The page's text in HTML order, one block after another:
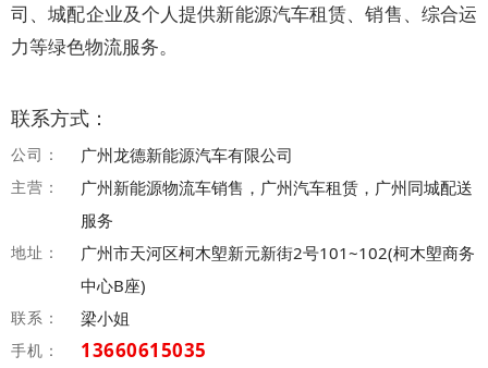
司、城配企业及个人提供新能源汽车租赁、销售、综合运
力等绿色物流服务。
联系方式：
公司： 广州龙德新能源汽车有限公司
主营：
广州新能源物流车销售，广州汽车租赁，广州同城配送
服务
地址：
广州市天河区柯木塱新元新街2号101~102(柯木塱商务
中心B座)
联系： 梁小姐
手机： 13660615035